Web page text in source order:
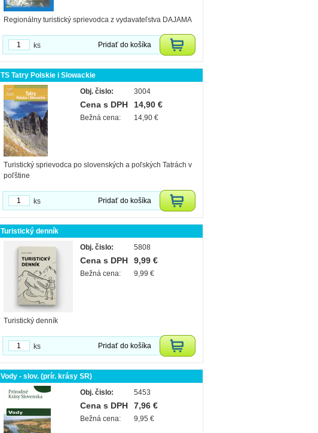
Regionálny turistický sprievodca z vydavateľstva DAJAMA
Pridať do košíka
ks
TS Tatry Polskie i Slowackie
Obj. čislo:
3004
Cena s DPH 14,90 €
Bežná cena: 14,90 €
Turistický sprievodca po slovenských a poľských Tatrách v
poľštine
Pridať do košíka
ks
Turistický denník
Obj. čislo:
5808
Cena s DPH 9,99 €
Bežná cena: 9,99 €
Turistický denník
Pridať do košíka
ks
Vody - slov. (prír. krásy SR)
Obj. čislo:
5453
Cena s DPH 7,96 €
Bežná cena: 9,95 €